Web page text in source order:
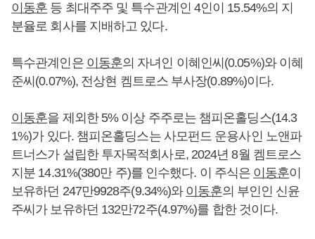
이동훈 등 최대주주 및 특수관계인 4인이 15.54%의 지
분율로 회사를 지배하고 있다.
특수관계인은 이동훈의 자녀인 이혜인씨(0.05%)와 이혜
준씨(0.07%), 전상현 켐트로스 부사장(0.89%)이다.
이동훈을 제외한 5% 이상 주주로는 챔피온홀딩스(14.3
1%)가 있다. 챔피온홀딩스는 사모펀드 운용사인 노앤파
트너스가 설립한 투자목적회사로, 2024년 8월 켐트로스
지분 14.31%(380만 주)를 인수했다. 이 주식은 이동훈이
보유하던 247만9928주(9.34%)와 이동훈의 부인인 신윤
주씨가 보유하던 132만72주(4.97%)를 합한 것이다.